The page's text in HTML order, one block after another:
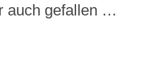
auch gefallen …